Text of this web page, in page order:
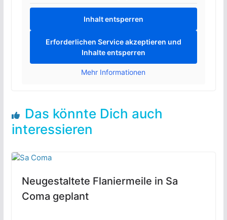
Inhalt entsperren
Erforderlichen Service akzeptieren und
Inhalte entsperren
Mehr Informationen
Das könnte Dich auch
interessieren
Neugestaltete Flaniermeile in Sa
Coma geplant